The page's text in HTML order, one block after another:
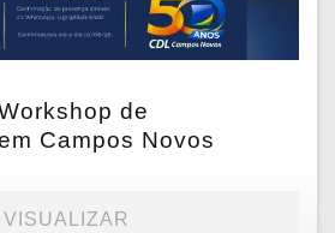
de
Campos Novos
VISUALIZAR